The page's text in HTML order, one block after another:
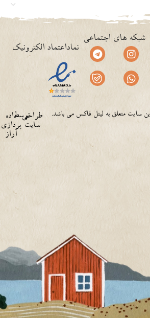
شبکه های اجتماعی
نماداعتماد الکترونیک
داده
پردازی
آراز
توسططراحی
سایت
سایت متعلق به لیتل فاکس می باشد.